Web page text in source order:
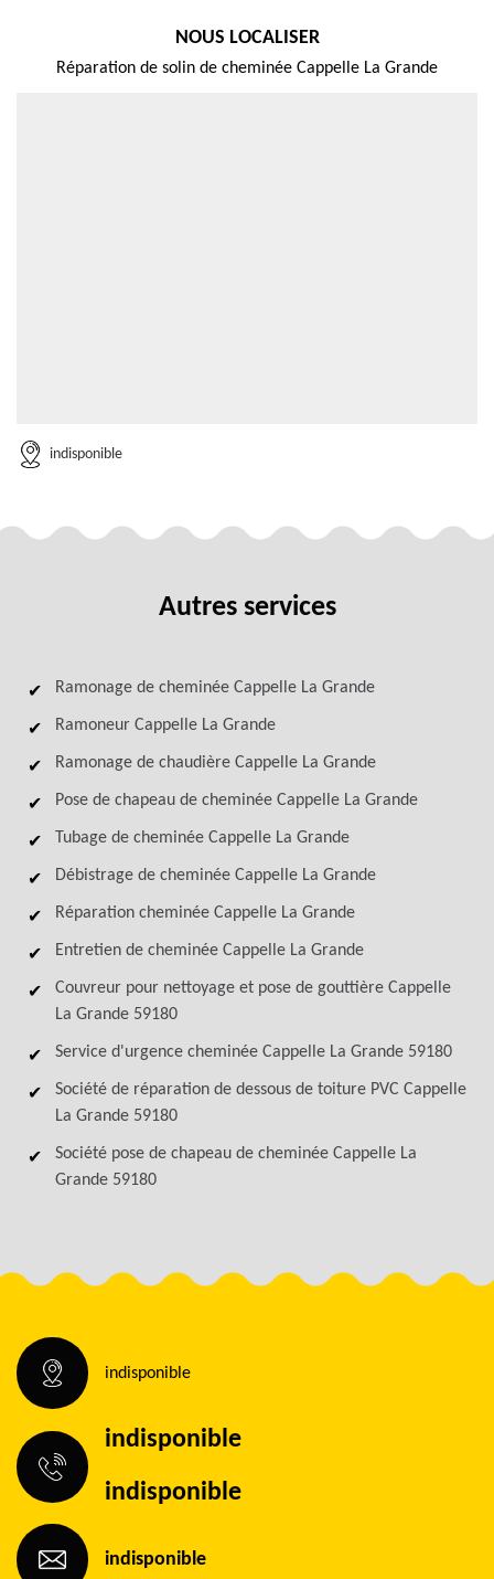
NOUS LOCALISER
Réparation de solin de cheminée Cappelle La Grande
indisponible
Autres services
Ramonage de cheminée Cappelle La Grande
Ramoneur Cappelle La Grande
Ramonage de chaudière Cappelle La Grande
Pose de chapeau de cheminée Cappelle La Grande
Tubage de cheminée Cappelle La Grande
Débistrage de cheminée Cappelle La Grande
Réparation cheminée Cappelle La Grande
Entretien de cheminée Cappelle La Grande
Couvreur pour nettoyage et pose de gouttière Cappelle
La Grande 59180
Service d'urgence cheminée Cappelle La Grande 59180
Société de réparation de dessous de toiture PVC Cappelle
La Grande 59180
Société pose de chapeau de cheminée Cappelle La
Grande 59180
indisponible
indisponible
indisponible
indisponible